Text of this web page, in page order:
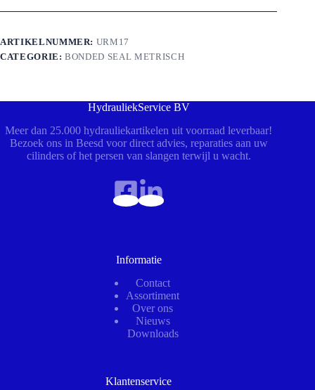
ARTIKELNUMMER: URM17
CATEGORIE:BONDED SEAL METRISCH
HydrauliekService BV
Meer dan 25.000 hydrauliekartikelen uit voorraad leverbaar!
Bezoek ons in Beesd voor direct advies, reparaties aan uw
cilinders of het persen van slangen terwijl u wacht.
Informatie
Contact
Assortiment
Over ons
Nieuws
Downloads
Klantenservice